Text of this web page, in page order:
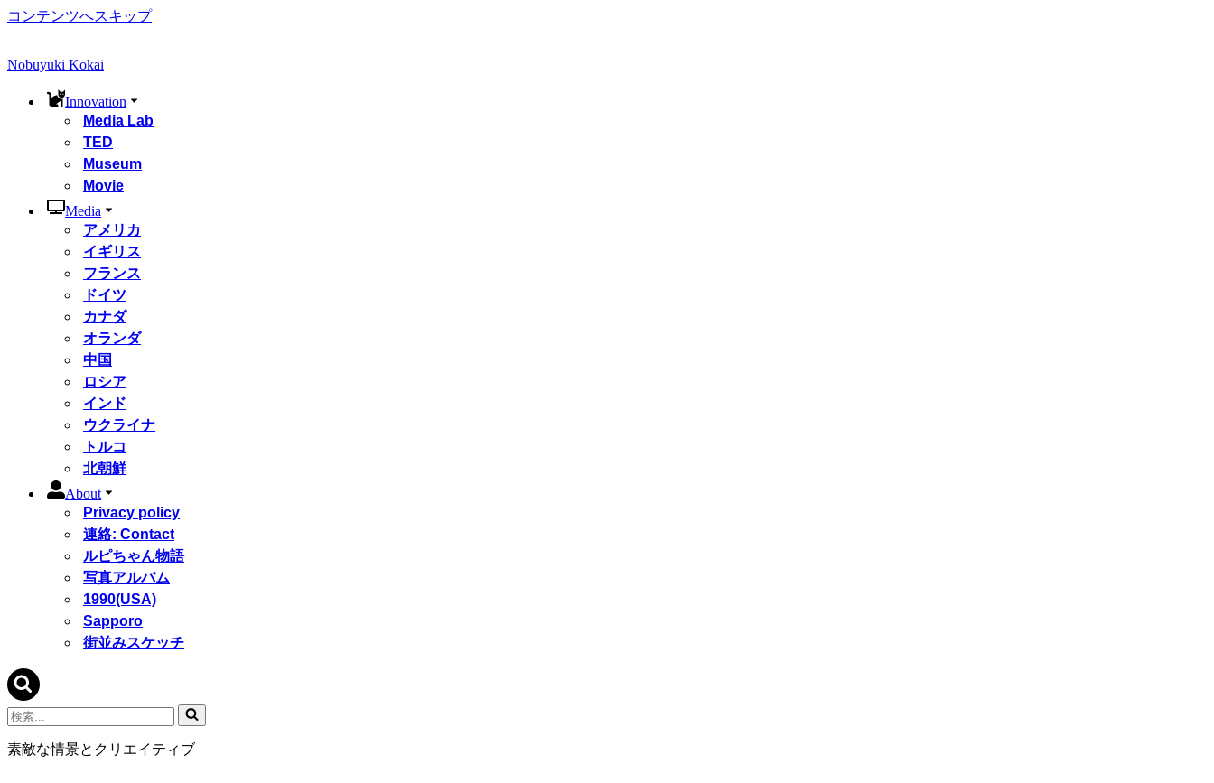
コンテンツへスキップ
Nobuyuki Kokai
Innovation
Media Lab
TED
Museum
Movie
Media
アメリカ
イギリス
フランス
ドイツ
カナダ
オランダ
中国
ロシア
インド
ウクライナ
トルコ
北朝鮮
About
Privacy policy
連絡: Contact
ルピちゃん物語
写真アルバム
1990(USA)
Sapporo
街並みスケッチ
検
索...
素敵な情景とクリエイティブ